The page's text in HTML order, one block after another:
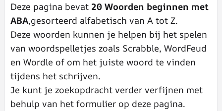
Deze pagina bevat 20 Woorden beginnen met
ABA,gesorteerd alfabetisch van A tot Z.
Deze woorden kunnen je helpen bij het spelen
van woordspelletjes zoals Scrabble, WordFeud
en Wordle of om het juiste woord te vinden
tijdens het schrijven.
Je kunt je zoekopdracht verder verfijnen met
behulp van het formulier op deze pagina.